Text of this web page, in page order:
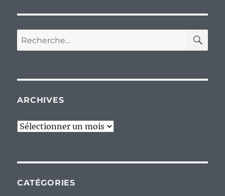
Recherche
pour :
ARCHIVES
Archives
CATÉGORIES